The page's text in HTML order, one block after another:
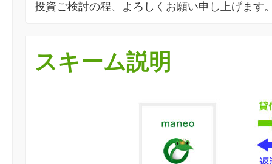
投資ご検討の程、よろしくお願い申し上げます
スキーム説明